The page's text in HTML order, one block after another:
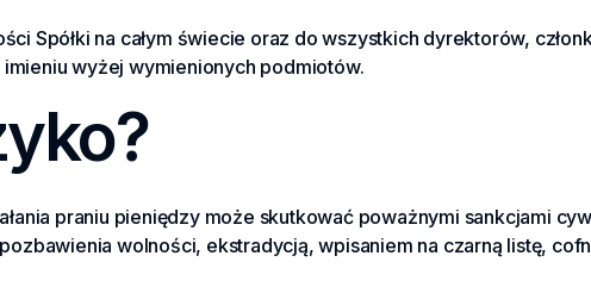
Spółki na całym świecie oraz do wszystkich dyrektorów,
wyżej wymienionych podmiotów.
praniu pieniędzy może skutkować poważnymi sankcjami
wolności, ekstradycją, wpisaniem na czarną listę,